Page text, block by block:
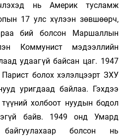
нь Америк тусламж
17 улс хүлээн зөвшөөрч,
бий болсон Маршаллын
Коммунист мэдээллийн
удаагүй байсан цаг. 1947
болох хэлэлцээрт ЗХУ
уригдаад байлаа. Гэх­дээ
хол­боот­­ нуудын бодол
байв. 1949 онд Умард
болсон нь